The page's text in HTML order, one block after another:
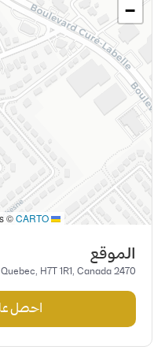
−
©CARTO
الموقع
2470 Bd Curé-Labelle, Laval, Quebec, H7T 1R1, Canada
احصل